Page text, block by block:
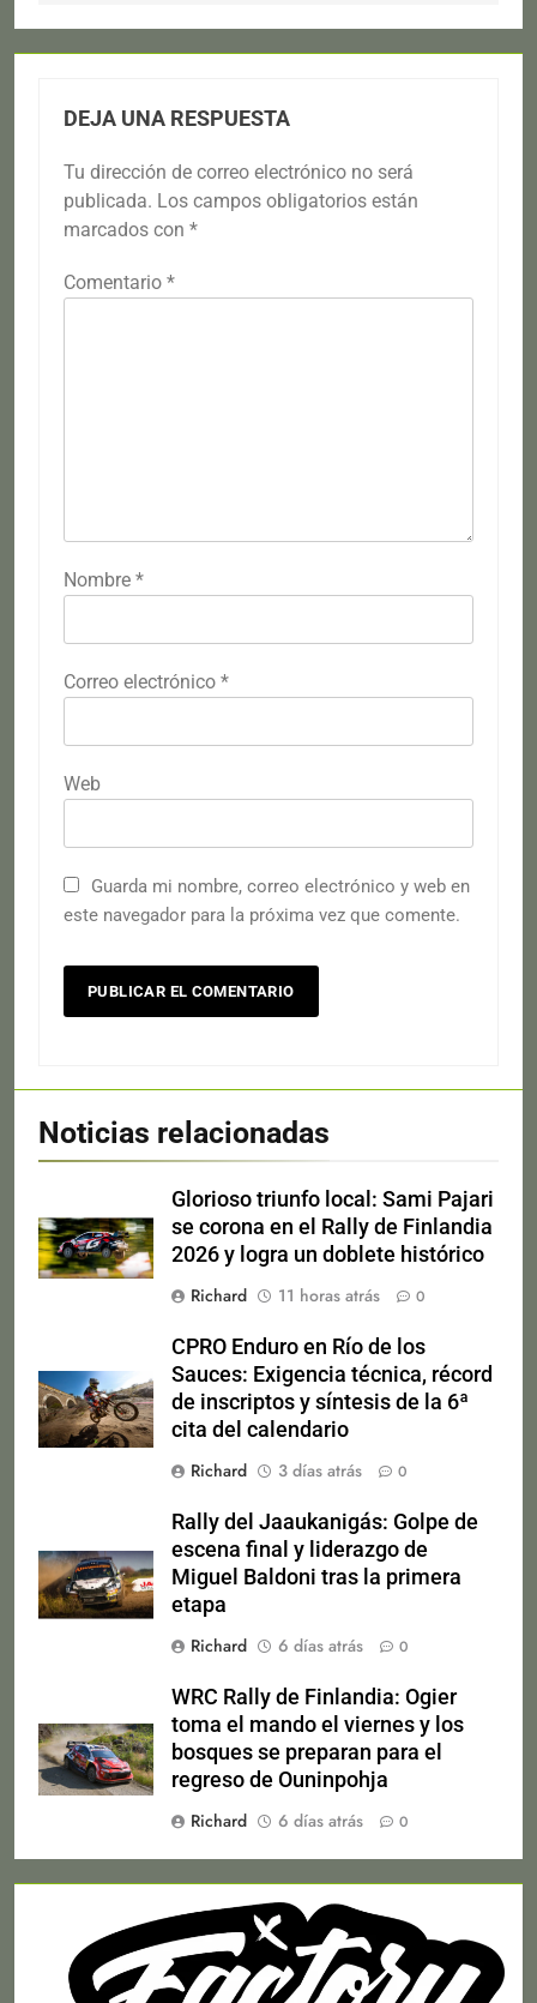
DEJA UNA RESPUESTA
Tu dirección de correo electrónico no será
publicada. Los campos obligatorios están
marcados con *
Comentario *
Nombre *
Correo electrónico *
Web
Guarda mi nombre, correo electrónico y web en
este navegador para la próxima vez que comente.
Noticias relacionadas
Glorioso triunfo local: Sami Pajari
se corona en el Rally de Finlandia
2026 y logra un doblete histórico
Richard
11 horas atrás 0
CPRO Enduro en Río de los
Sauces: Exigencia técnica, récord
de inscriptos y síntesis de la 6ª
cita del calendario
Richard
3 días atrás 0
Rally del Jaaukanigás: Golpe de
escena final y liderazgo de
Miguel Baldoni tras la primera
etapa
Richard
6 días atrás 0
WRC Rally de Finlandia: Ogier
toma el mando el viernes y los
bosques se preparan para el
regreso de Ouninpohja
Richard
6 días atrás 0